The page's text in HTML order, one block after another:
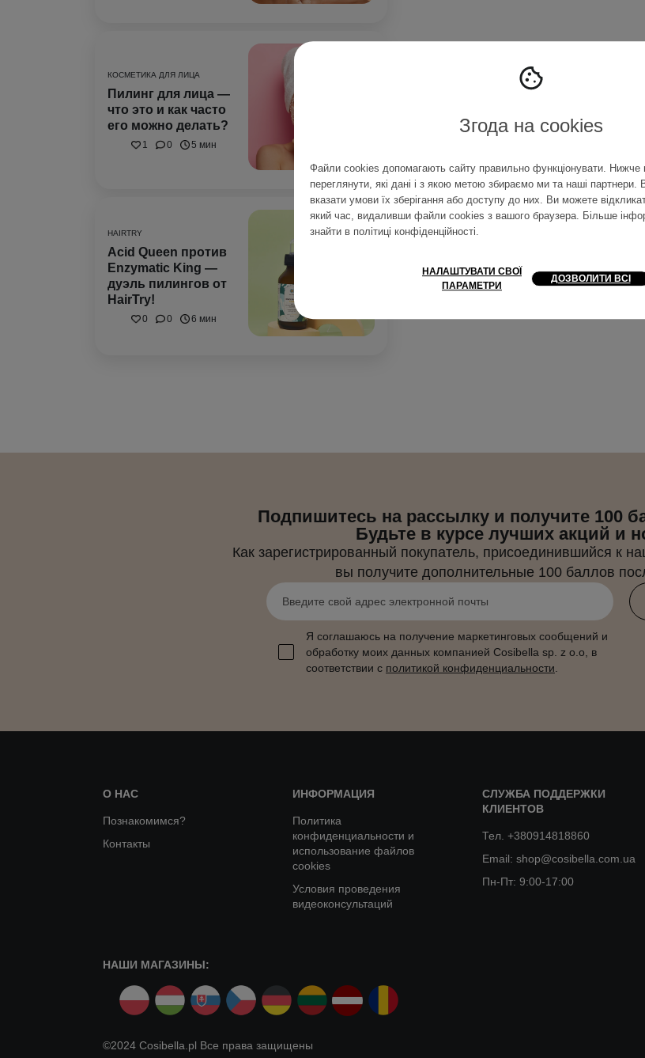
Згода на cookies
Файли cookies допомагають сайту правильно функціонувати. Нижче
переглянути, які дані і з якою метою збираємо ми та наші партнери.
вказати умови їх зберігання або доступу до них. Ви можете
який час, видаливши файли cookies з вашого браузера. Більше
знайти в політиці конфіденційності.
НАЛАШТУВАТИ СВОЇ
ПАРАМЕТРИ
ДОЗВОЛИТИ ВСІ
КОСМЕТИКА ДЛЯ ЛИЦА
Пилинг для лица —
что это и как часто
его можно делать?
1 0 5 мин
HAIRTRY
Acid Queen против
Enzymatic King —
дуэль пилингов от
HairTry!
0 0 6 мин
Подпишитесь на рассылку и получите 100
Будьте в курсе лучших акций и
Как зарегистрированный покупатель, присоединившийся к
вы получите дополнительные 100 баллов
Я соглашаюсь на получение маркетинговых сообщений и
обработку моих данных компанией Cosibella sp. z o.o, в
соответствии с политикой конфиденциальности
О НАС
Познакомимся?
Контакты
ИНФОРМАЦИЯ
Политика
конфиденциальности и
использование файлов
cookies
Условия проведения
видеоконсультаций
СЛУЖБА ПОДДЕРЖКИ
КЛИЕНТОВ
Тел. +380914818860
Email: shop@cosibella.com.ua
Пн-Пт: 9:00-17:00
НАШИ МАГАЗИНЫ:
©2024 Cosibella.pl Все права защищены